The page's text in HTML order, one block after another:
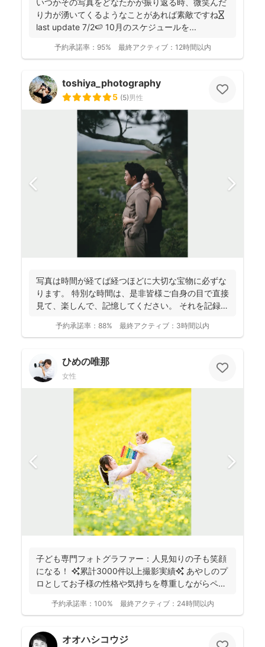
いつかその写真をどなたかが振り返る時、微笑んだ
り力が湧いてくるようなことがあれば素敵ですね⏳
last update 7/2🍉 10月のスケジュールを...
予約承諾率： 95% 最終アクティブ： 12時間以内
toshiya_photography
5 (5)男性
写真は時間が経てば経つほどに大切な宝物に必ずな
ります。 特別な時間は、是非皆様ご自身の目で直接
見て、楽しんで、記憶してください。 それを記録す
予約承諾率： 88% 最終アクティブ： 3時間以内
ひめの唯那
女性
子ども専門フォトグラファー：人見知りの子も笑顔
になる！ ✨累計3000件以上撮影実績✨ あやしのプ
ロとしてお子様の性格や気持ちを尊重しながらペー
予約承諾率： 100% 最終アクティブ： 24時間以内
オオハシコウジ